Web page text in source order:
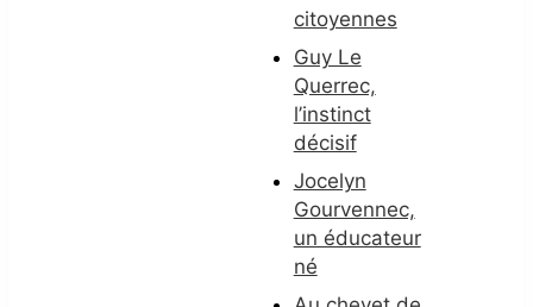
citoyennes
Guy Le
Querrec,
l’instinct
décisif
Jocelyn
Gourvennec,
un éducateur
né